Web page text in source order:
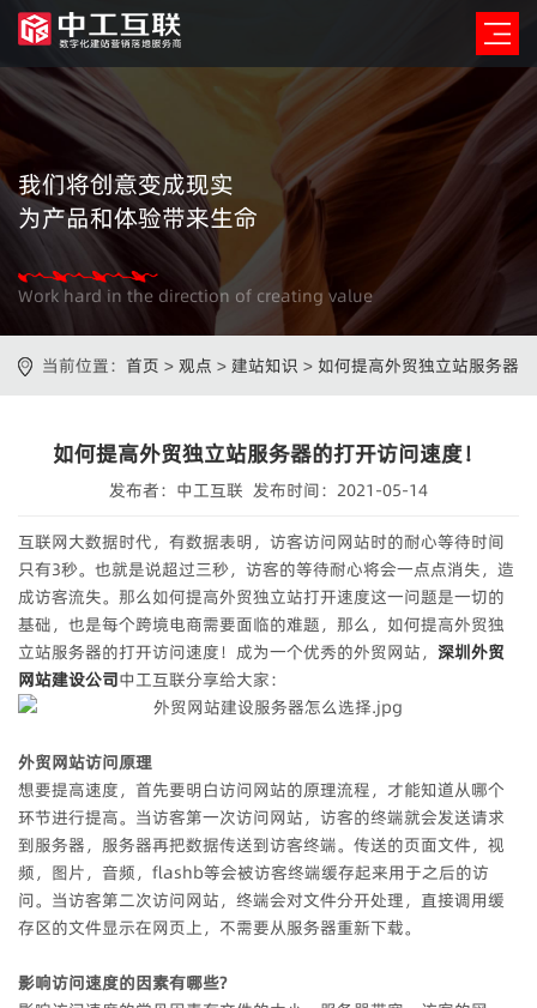
我们将创意变成现实
为产品和体验带来生命
Work hard in the direction of creating value
当前位置： 首页 > 观点 > 建站知识 > 如何提高外贸独立站服务器
如何提高外贸独立站服务器的打开访问速度！
发布者：中工互联 发布时间：2021-05-14
互联网大数据时代，有数据表明，访客访问网站时的耐心等待时间
只有3秒。也就是说超过三秒，访客的等待耐心将会一点点消失，造
成访客流失。那么如何提高外贸独立站打开速度这一问题是一切的
基础，也是每个跨境电商需要面临的难题，那么， 如何提高外贸独
立站服务器的打开访问速度！成为一个优秀的外贸网站， 深圳外贸
网站建设公司中工互联分享给大家：
外贸网站访问原理
想要提高速度，首先要明白访问网站的原理流程，才能知道从哪个
环节进行提高。当访客第一次访问网站，访客的终端就会发送请求
到服务器，服务器再把数据传送到访客终端。传送的页面文件，视
频，图片，音频，flashb等会被访客终端缓存起来用于之后的访
问。当访客第二次访问网站，终端会对文件分开处理，直接调用缓
存区的文件显示在网页上，不需要从服务器重新下载。
影响访问速度的因素有哪些?